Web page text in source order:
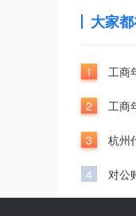
大家
1 工商
2 工商
3 杭州
4 对公